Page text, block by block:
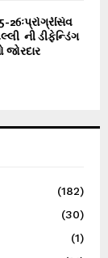
ની ડીફેન્ડિંગ
જોરદાર
(182)
(30)
(1)